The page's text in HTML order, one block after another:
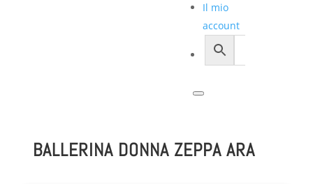
Il mio
account
BALLERINA DONNA ZEPPA ARA